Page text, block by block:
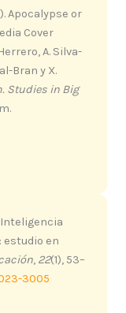
Apocalypse or
Cover
A. Silva-
Bran y X.
Studies in Big
Inteligencia
en
, 22(1), 53–
3005